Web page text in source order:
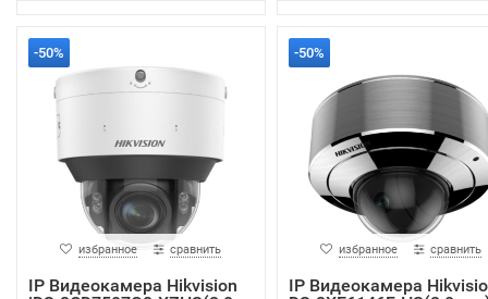
-50%
избранное сравнить
IP Видеокамера Hikvision
-50%
избранное сравнить
IP Видеокамера